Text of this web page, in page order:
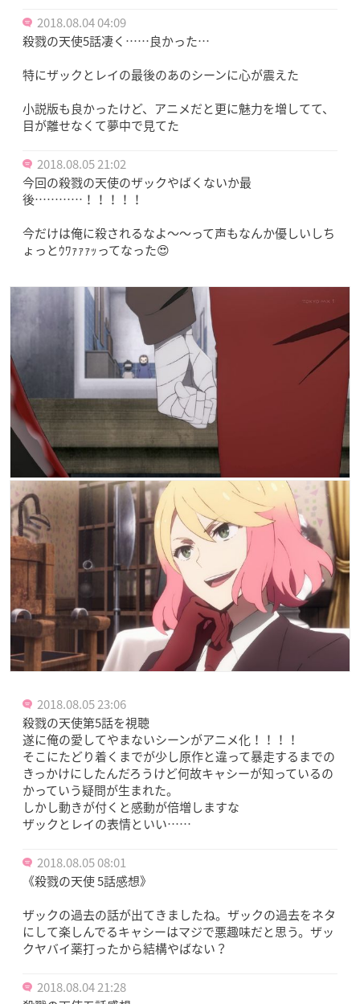
2018.08.04 04:09
殺戮の天使5話凄く……良かった…
特にザックとレイの最後のあのシーンに心が震えた
小説版も良かったけど、アニメだと更に魅力を増してて、
目が離せなくて夢中で見てた
2018.08.05 21:02
今回の殺戮の天使のザックやばくないか最
後…………！！！！！
今だけは俺に殺されるなよ〜〜って声もなんか優しいしち
ょっとｳﾜｧｧｧｯってなった😍
2018.08.05 23:06
殺戮の天使第5話を視聴
遂に俺の愛してやまないシーンがアニメ化！！！！
そこにたどり着くまでが少し原作と違って暴走するまでの
きっかけにしたんだろうけど何故キャシーが知っているの
かっていう疑問が生まれた。
しかし動きが付くと感動が倍増しますな
ザックとレイの表情といい……
2018.08.05 08:01
《殺戮の天使 5話感想》
ザックの過去の話が出てきましたね。ザックの過去をネタ
にして楽しんでるキャシーはマジで悪趣味だと思う。ザッ
クヤバイ薬打ったから結構やばない？
2018.08.04 21:28